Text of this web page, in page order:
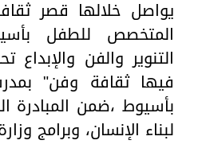
يواصل خلالها قصر
المتخصص للطفل
التنوير والفن
فيها ثقافة وفن"
بأسيوط ،ضمن المبادرة
لبناء الإنسان، وبرامج